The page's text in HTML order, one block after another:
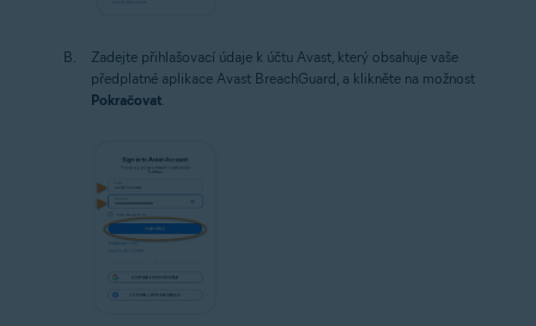
Zadejte přihlašovací údaje k účtu Avast, který obsahuje vaše
předplatné aplikace Avast BreachGuard, a klikněte na možnost
Pokračovat